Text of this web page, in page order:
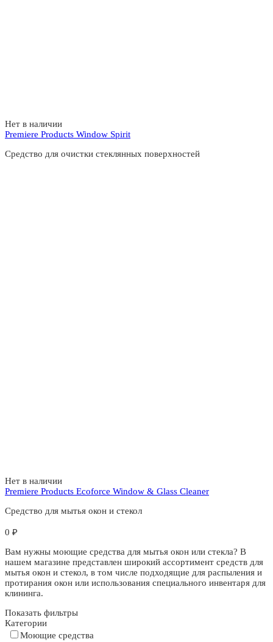
Нет в наличии
Premiere Products Window Spirit
Средство для очистки стеклянных поверхностей
Нет в наличии
Premiere Products Ecoforce Window & Glass Cleaner
Средство для мытья окон и стекол
0 ₽
Вам нужны моющие средства для мытья окон или стекла? В
нашем магазине представлен широкий ассортимент средств для
мытья окон и стекол, в том числе подходящие для распыления и
протирания окон или использования специального инвентаря для
клининга.
Показать фильтры
Категории
Моющие средства